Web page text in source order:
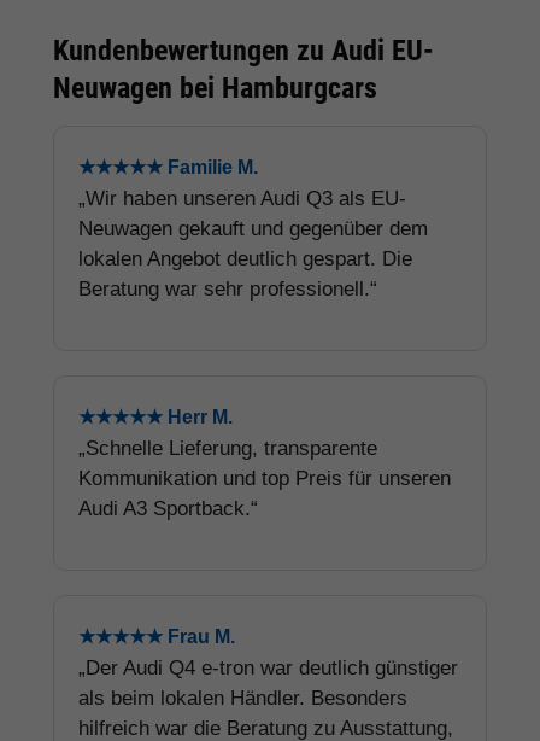
Kundenbewertungen zu Audi EU-
Neuwagen bei Hamburgcars
★★★★★ Familie M.
„Wir haben unseren Audi Q3 als EU-
Neuwagen gekauft und gegenüber dem
lokalen Angebot deutlich gespart. Die
Beratung war sehr professionell.“
★★★★★ Herr M.
„Schnelle Lieferung, transparente
Kommunikation und top Preis für unseren
Audi A3 Sportback.“
★★★★★ Frau M.
„Der Audi Q4 e-tron war deutlich günstiger
als beim lokalen Händler. Besonders
hilfreich war die Beratung zu Ausstattung,